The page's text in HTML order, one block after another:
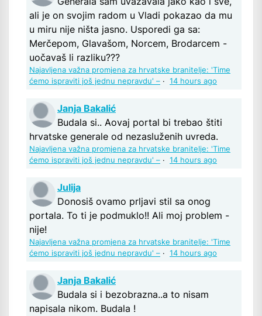
ali je on svojim radom u Vladi pokazao da mu
u miru nije ništa jasno. Usporedi ga sa:
Merčepom, Glavašom, Norcem, Brodarcem -
uočavaš li razliku???
Najavljena važna promjena za hrvatske branitelje: 'Time
ćemo ispraviti još jednu nepravdu' – · 14 hours ago
Janja Bakalić
Budala si.. Aovaj portal bi trebao štiti
hrvatske generale od nezasluženih uvreda.
Najavljena važna promjena za hrvatske branitelje: 'Time
ćemo ispraviti još jednu nepravdu' – · 14 hours ago
Julija
Donosiš ovamo prljavi stil sa onog
portala. To ti je podmuklo!! Ali moj problem -
nije!
Najavljena važna promjena za hrvatske branitelje: 'Time
ćemo ispraviti još jednu nepravdu' – · 14 hours ago
Janja Bakalić
Budala si i bezobrazna..a to nisam
napisala nikom. Budala !